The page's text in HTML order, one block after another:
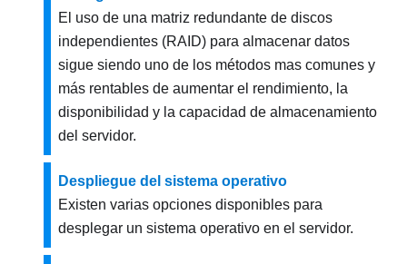
El uso de una matriz redundante de discos
independientes (RAID) para almacenar datos
sigue siendo uno de los métodos mas comunes y
más rentables de aumentar el rendimiento, la
disponibilidad y la capacidad de almacenamiento
del servidor.
Despliegue del sistema operativo
Existen varias opciones disponibles para
desplegar un sistema operativo en el servidor.